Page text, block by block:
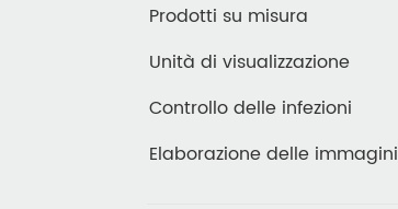
Prodotti su misura
Unità di visualizzazione
Controllo delle infezioni
Elaborazione delle immagini